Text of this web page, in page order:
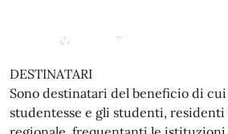
DESTINATARI
Sono destinatari del beneficio di cui
studentesse e gli studenti,